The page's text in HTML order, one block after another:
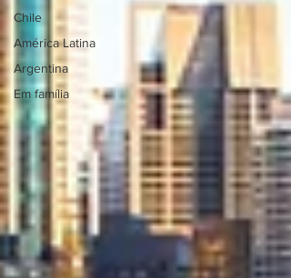
Chile
América Latina
Argentina
Em família